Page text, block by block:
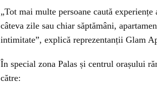
„Tot mai multe persoane caută
câteva zile sau chiar săptămâni,
intimitate”, explică reprezentanții Glam
În special zona Palas și centrul orașului
către: